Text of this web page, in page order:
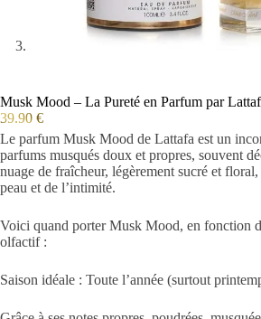
Musk Mood – La Pureté en Parfum par
39.90 €
Le parfum Musk Mood de Lattafa est un
parfums musqués doux et propres, souvent
nuage de fraîcheur, légèrement sucré et
peau et de l’intimité.
Voici quand porter Musk Mood, en fonction
olfactif :
Saison idéale : Toute l’année (surtout